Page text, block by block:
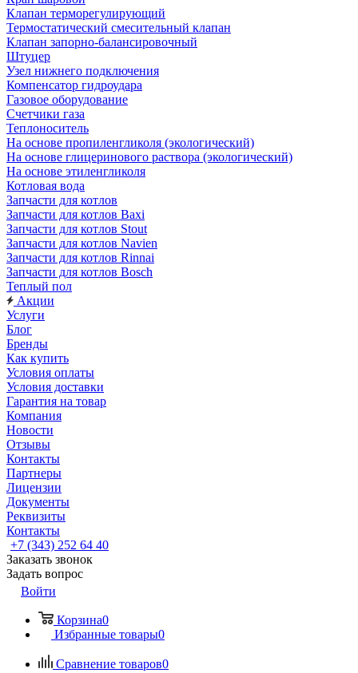
Клапан терморегулирующий
Термостатический смесительный клапан
Клапан запорно-балансировочный
Штуцер
Узел нижнего подключения
Компенсатор гидроудара
Газовое оборудование
Счетчики газа
Теплоноситель
На основе пропиленгликоля (экологический)
На основе глицеринового раствора (экологический)
На основе этиленгликоля
Котловая вода
Запчасти для котлов
Запчасти для котлов Baxi
Запчасти для котлов Stout
Запчасти для котлов Navien
Запчасти для котлов Rinnai
Запчасти для котлов Bosch
Теплый пол
Акции
Услуги
Блог
Бренды
Как купить
Условия оплаты
Условия доставки
Гарантия на товар
Компания
Новости
Отзывы
Контакты
Партнеры
Лицензии
Документы
Реквизиты
Контакты
+7 (343) 252 64 40
Заказать звонок
Задать вопрос
Войти
Корзина0
Избранные товары0
Сравнение товаров0